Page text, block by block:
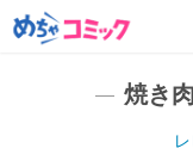
焼き